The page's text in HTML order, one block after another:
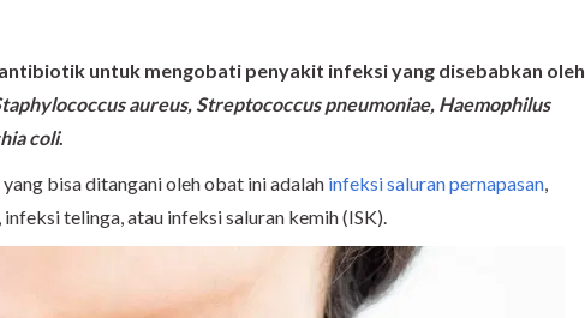
untuk mengobati penyakit infeksi yang disebabkan oleh
aureus, Streptococcus pneumoniae, Haemophilus
coli.
bisa ditangani oleh obat ini adalah infeksi saluran pernapasan,
telinga, atau infeksi saluran kemih (ISK).